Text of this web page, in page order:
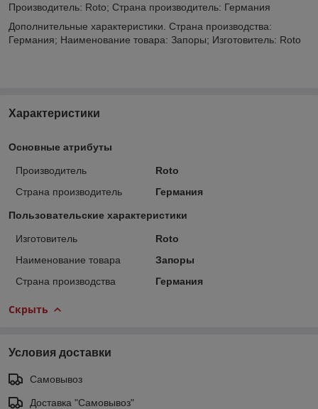
Производитель: Roto; Страна производитель: Германия
Дополнительные характеристики. Страна производства:
Германия; Наименование товара: Запоры; Изготовитель: Roto
Характеристики
Основные атрибуты
Производитель
Roto
Страна производитель
Германия
Пользовательские характеристики
Изготовитель
Roto
Наименование товара
Запоры
Страна производства
Германия
Скрыть
Условия доставки
Самовывоз
Доставка "Самовывоз"